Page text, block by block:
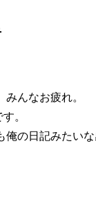
みんなお疲れ。
。
俺の日記みたいな